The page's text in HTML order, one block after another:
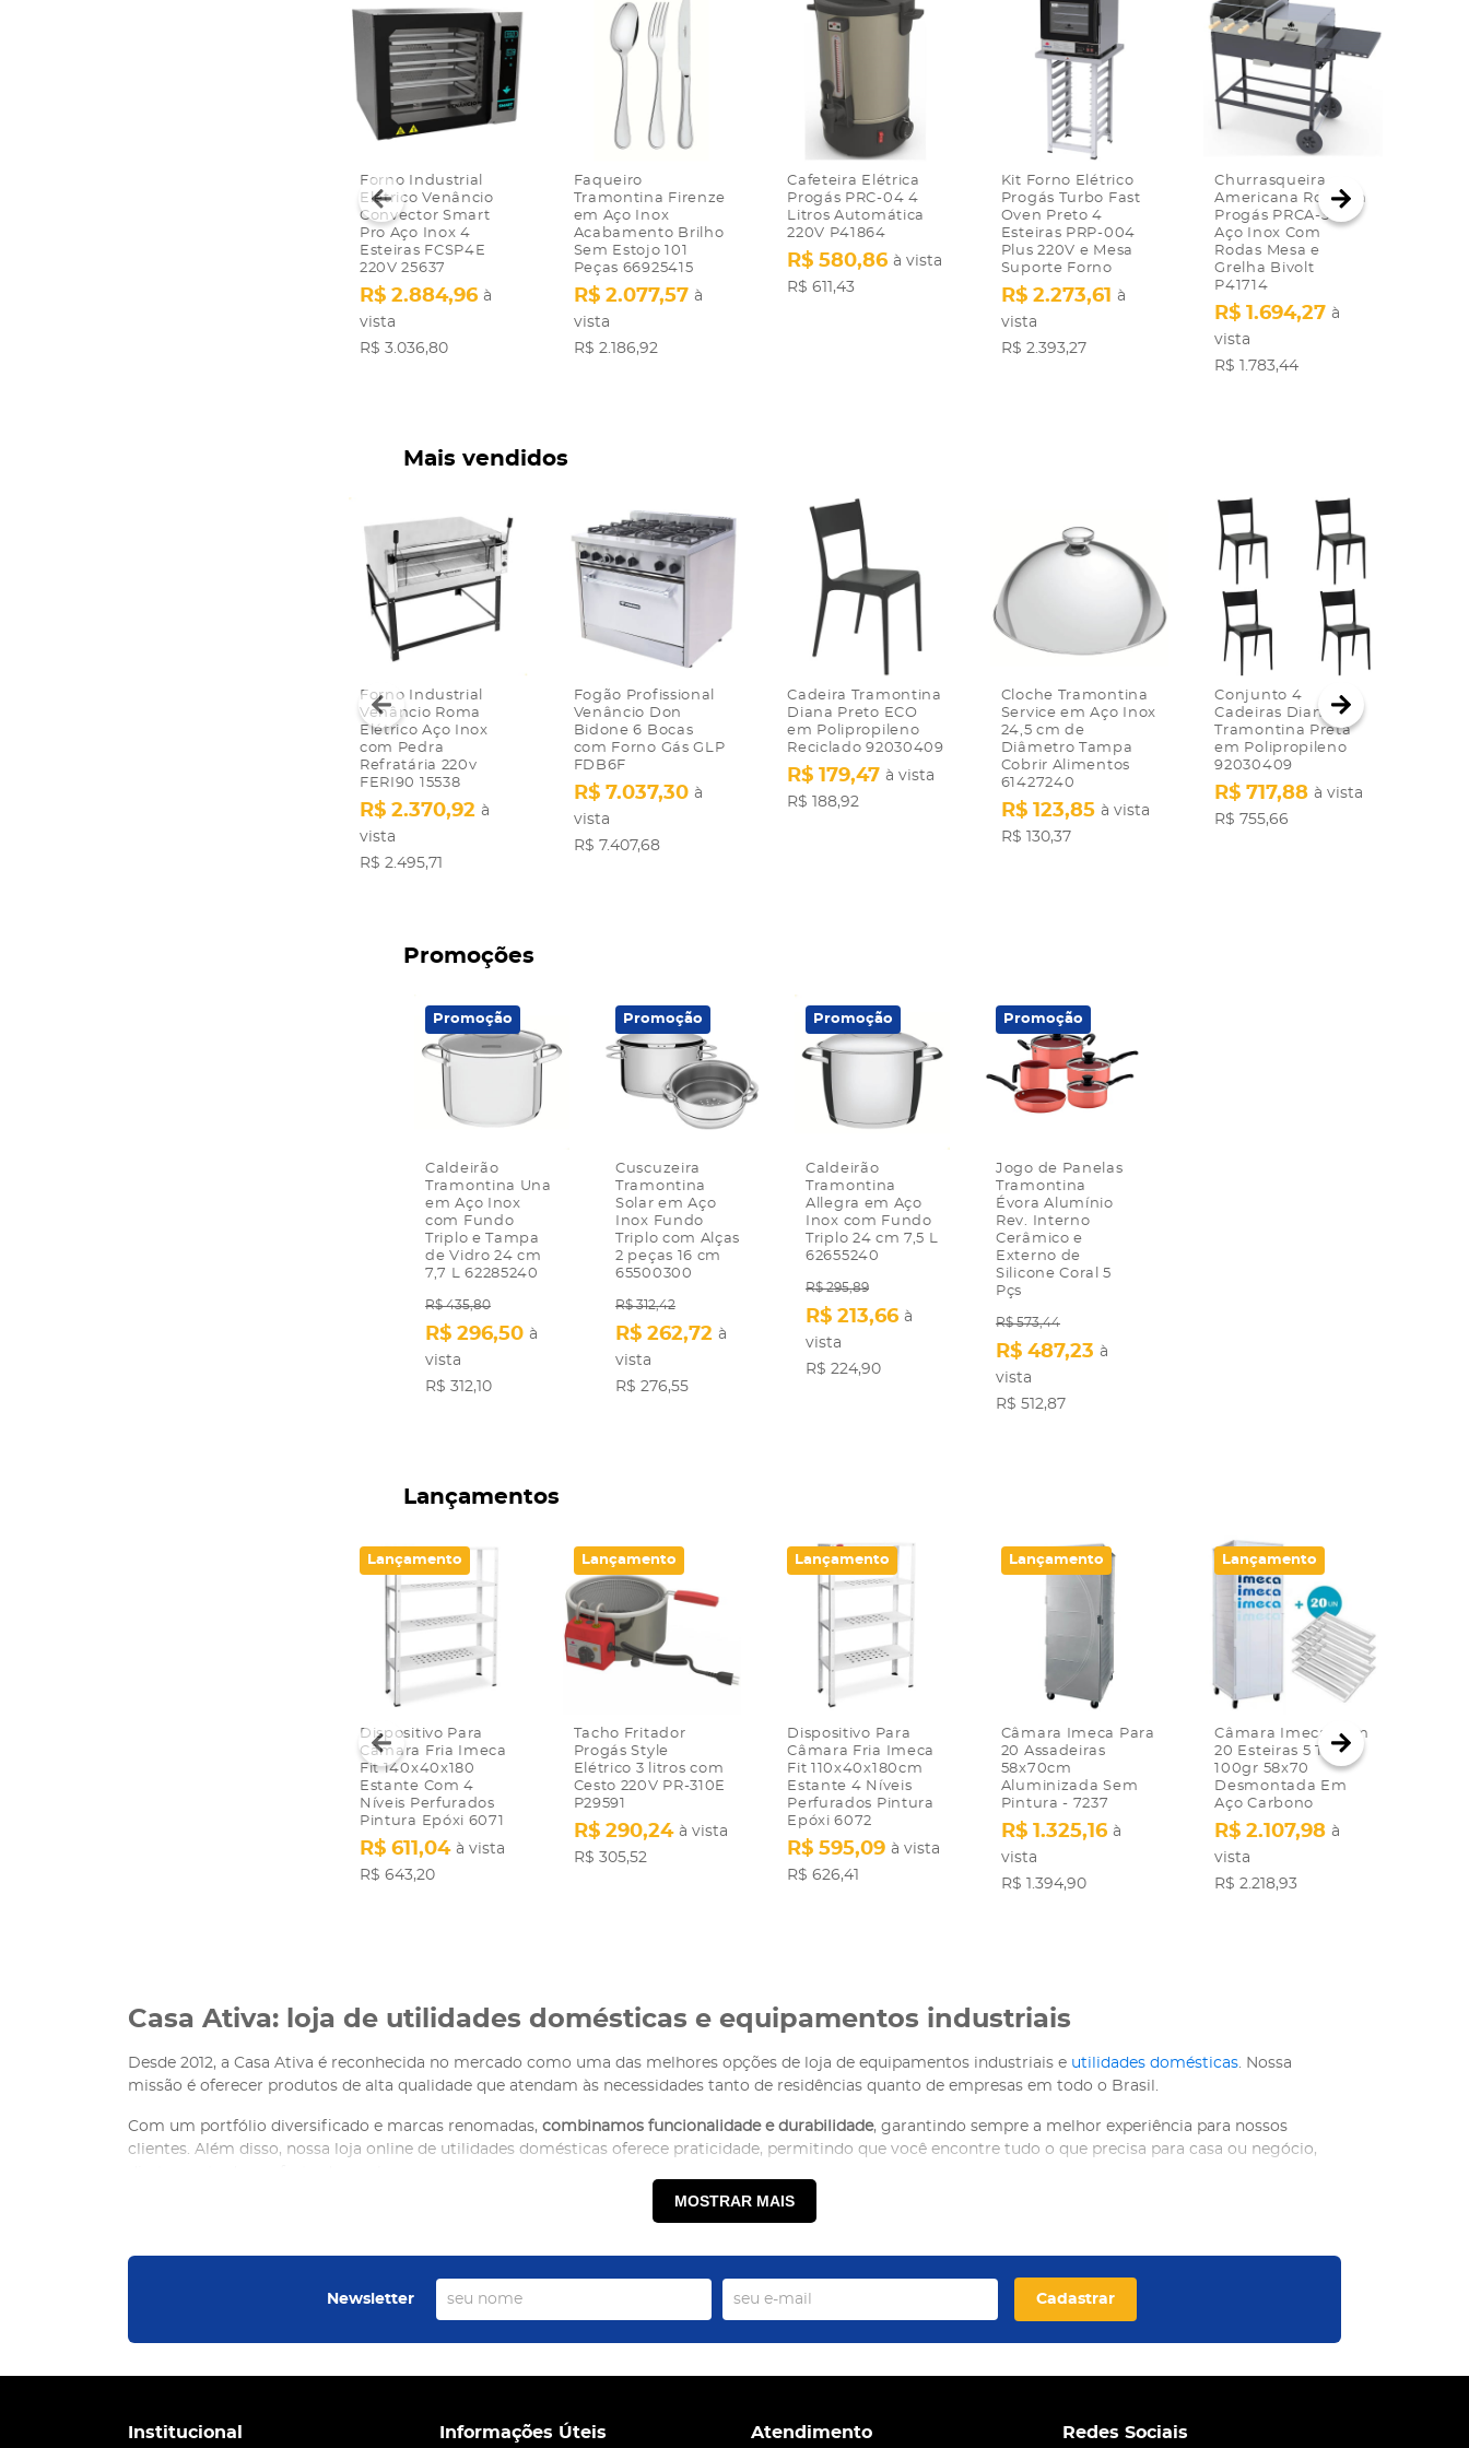
Forno Industrial
Elétrico Venâncio
Convector Smart
Pro Aço Inox 4
Esteiras FCSP4E
220V 25637
R$ 3.036,80
R$ 2.884,96 à
vista
Faqueiro
Tramontina Firenze
em Aço Inox
Acabamento Brilho
Sem Estojo 101
Peças 66925415
R$ 2.186,92
R$ 2.077,57 à
vista
Cafeteira Elétrica
Progás PRC-04 4
Litros Automática
220V P41864
R$ 611,43
R$ 580,86 à vista
Kit Forno Elétrico
Progás Turbo Fast
Oven Preto 4
Esteiras PRP-004
Plus 220V e Mesa
Suporte Forno
R$ 2.393,27
R$ 2.273,61
à
vista
Churrasqueira
Americana Rotativa
Progás PRCA-340
Aço Inox Com
Rodas Mesa e
Grelha Bivolt
P41714
R$ 1.783,44
R$ 1.694,27 à
vista
Mais vendidos
Forno Industrial
Venâncio Roma
Elétrico Aço Inox
com Pedra
Refratária 220v
FERI90 15538
R$ 2.495,71
R$ 2.370,92 à
vista
Fogão Profissional
Venâncio Don
Bidone 6 Bocas
com Forno Gás GLP
FDB6F
R$ 7.407,68
R$ 7.037,30 à
vista
Cadeira Tramontina
Diana Preto ECO
em Polipropileno
Reciclado 92030409
R$ 188,92
R$ 179,47 à vista
Cloche Tramontina
Service em Aço Inox
24,5 cm de
Diâmetro Tampa
Cobrir Alimentos
61427240
R$ 130,37
R$ 123,85 à vista
Conjunto 4
Cadeiras Diana
Tramontina Preta
em Polipropileno
92030409
R$ 755,66
R$ 717,88 à vista
Promoções
Promoção
Caldeirão
Tramontina Una
em Aço Inox
com Fundo
Triplo e Tampa
de Vidro 24 cm
7,7 L 62285240
R$ 435,80
R$ 312,10
R$ 296,50 à
vista
Promoção
Cuscuzeira
Tramontina
Solar em Aço
Inox Fundo
Triplo com Alças
2 peças 16 cm
65500300
R$ 312,42
R$ 276,55
R$ 262,72 à
vista
Promoção
Caldeirão
Tramontina
Allegra em Aço
Inox com Fundo
Triplo 24 cm 7,5 L
62655240
R$ 295,89
R$ 224,90
R$ 213,66 à
vista
Promoção
Jogo de Panelas
Tramontina
Évora Alumínio
Rev. Interno
Cerâmico e
Externo de
Silicone Coral 5
Pçs
R$ 573,44
R$ 512,87
R$ 487,23 à
vista
Lançamentos
Lançamento
Dispositivo Para
Câmara Fria Imeca
Fit 140x40x180
Estante Com 4
Níveis Perfurados
Pintura Epóxi 6071
R$ 643,20
R$ 611,04 à vista
Lançamento
Tacho Fritador
Progás Style
Elétrico 3 litros com
Cesto 220V PR-310E
P29591
R$ 305,52
R$ 290,24 à vista
Lançamento
Dispositivo Para
Câmara Fria Imeca
Fit 110x40x180cm
Estante 4 Níveis
Perfurados Pintura
Epóxi 6072
R$ 626,41
R$ 595,09 à vista
Lançamento
Câmara Imeca Para
20 Assadeiras
58x70cm
Aluminizada Sem
Pintura - 7237
R$ 1.394,90
R$ 1.325,16 à
vista
Lançamento
Câmara Imeca Com
20 Esteiras 5 Tiras
100gr 58x70
Desmontada Em
Aço Carbono
R$ 2.218,93
R$ 2.107,98 à
vista
Casa Ativa: loja de utilidades domésticas e equipamentos industriais
Desde 2012, a Casa Ativa é reconhecida no mercado como uma das melhores opções de loja de equipamentos industriais e utilidades domésticas. Nossa
missão é oferecer produtos de alta qualidade que atendam às necessidades tanto de residências quanto de empresas em todo o Brasil.
Com um portfólio diversificado e marcas renomadas, combinamos funcionalidade e durabilidade, garantindo sempre a melhor experiência para nossos
clientes. Além disso, nossa loja online de utilidades domésticas oferece praticidade, permitindo que você encontre tudo o que precisa para casa ou negócio,
Utilidades domésticas da Tramontina, Venax e outras grandes marcas
Na Casa Ativa, trabalhamos com as melhores marcas do mercado, aquelas que você já conhece e confia. Encontre produtos da renomada Tramontina,
MOSTRAR MAIS
Newsletter Cadastrar
Institucional Informações Úteis
Atendimento
Redes Sociais